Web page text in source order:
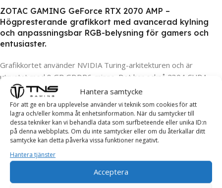
Hantera samtycke
För att ge en bra upplevelse använder vi teknik som cookies för att
lagra och/eller komma åt enhetsinformation. När du samtycker till
dessa tekniker kan vi behandla data som surfbeteende eller unika ID:n
på denna webbplats. Om du inte samtycker eller om du återkallar ditt
samtycke kan detta påverka vissa funktioner negativt.
Hantera tjänster
Acceptera
ZOTAC GAMING GeForce RTX 2070 AMP –
Högpresterande grafikkort med avancerad kylning
och anpassningsbar RGB-belysning för gamers och
entusiaster.
Grafikkortet använder NVIDIA Turing-arkitekturen och är
utrustat med 8 GB GDDR6-minne. Det har också 2304 CUDA-
kärnor och en kärnklocka på 1410 MHz (Boost-klocka på 1620
MHz), vilket ger hög prestanda för de senaste spelen med höga
inställningar och upplösningar.
ZOTAC GAMING GeForce RTX 2070 AMPhar en imponerande
kylare med tre fläktar och en patenterad IceStorm 2.0-design
som förbättrar luftflödet och kylningen. Kylaren har också en
anpassningsbar RGB-belysning som kan justeras för att passa
din dator och spelsetup.